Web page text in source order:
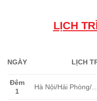
LỊCH
NGÀY LỊCH
Đêm
1
Hà Nội/Hải Phòng/